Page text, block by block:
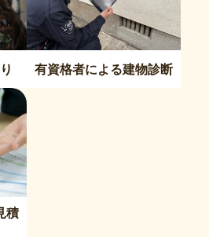
有資格者による建物診断
積